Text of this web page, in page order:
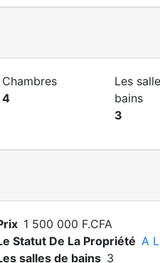
Chambres
4
Les
bains
3
1 500 000 F.CFA
Statut De La Propriété A
salles de bains 3